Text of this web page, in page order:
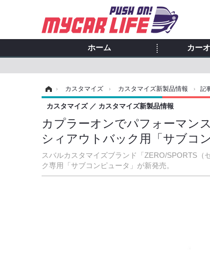
ホーム カー
› カスタマイズ › カスタマイズ新製品情報 › 記
カプラーオンでパフォーマン
シィアウトバック用「サブコ
スバルカスタマイズブランド「ZERO/SPORTS（
ク専用「サブコンピュータ」が新発売。
カスタマイズ カスタマイズ新製品情報